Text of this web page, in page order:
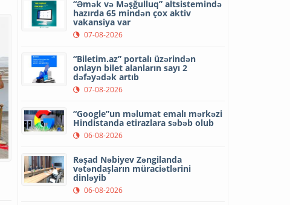
“Əmək və Məşğulluq” altsistemində
hazırda 65 mindən çox aktiv
vakansiya var
07-08-2026
“Biletim.az” portalı üzərindən
onlayn bilet alanların sayı 2
dəfəyədək artıb
07-08-2026
“Google”un məlumat emalı mərkəzi
Hindistanda etirazlara səbəb olub
06-08-2026
Rəşad Nəbiyev Zəngilanda
vətəndaşların müraciətlərini
dinləyib
06-08-2026